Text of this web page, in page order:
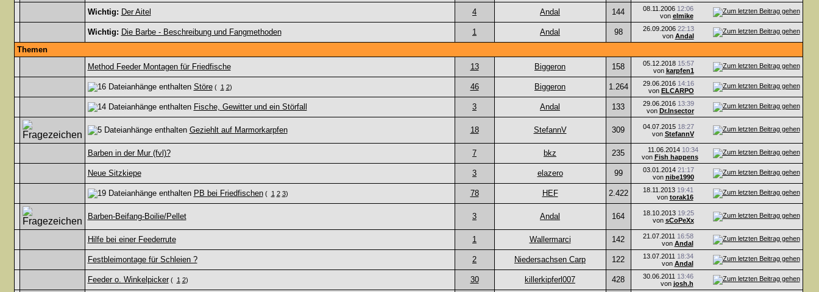
Wichtig: Der Aitel 4 Andal 144 08.11.2006 12:06
von elmike
Wichtig: Die Barbe - Beschreibung und Fangmethoden 1 Andal 98 26.09.2006 22:13
von Andal
Themen
Method Feeder Montagen für Friedfische
13 Biggeron 158 05.12.2018 15:57
von karpfen1
Störe( 1 2) 46 Biggeron 1.264 29.06.2016 14:16
von ELCARPO
Fische, Gewitter und ein Störfall 3 Andal 133 29.06.2016 13:39
von Dr.Insector
Geziehlt auf Marmorkarpfen 18 StefannV 309 04.07.2015 18:27
von StefannV
Barben in der Mur (fvl)? 7 bkz 235 11.06.2014 10:34
von Fish happens
Neue Sitzkiepe 3 elazero 99 03.01.2014 21:17
von nibe1990
PB bei Friedfischen( 1 2 3) 78 HEF 2.422 18.11.2013 19:41
von torak16
Barben-Beifang-Boilie/Pellet 3 Andal 164 18.10.2013 19:25
von sCoPeXx
Hilfe bei einer Feederrute 1 Wallermarci 142 21.07.2011 16:58
von Andal
Festbleimontage für Schleien ? 2 Niedersachsen Carp 122 13.07.2011 18:34
von Andal
Feeder o. Winkelpicker( 1 2) 30 killerkipferl007 428 30.06.2011 13:46
von josh.h